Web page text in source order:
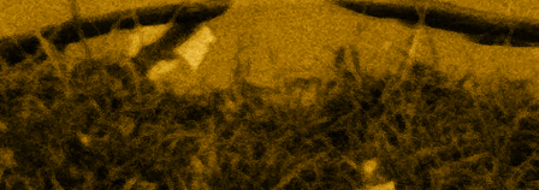
Suite